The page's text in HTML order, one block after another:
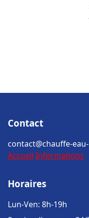
Contact
contact@chauffe-
Accueil Informations
Horaires
Lun-Ven: 8h-19h